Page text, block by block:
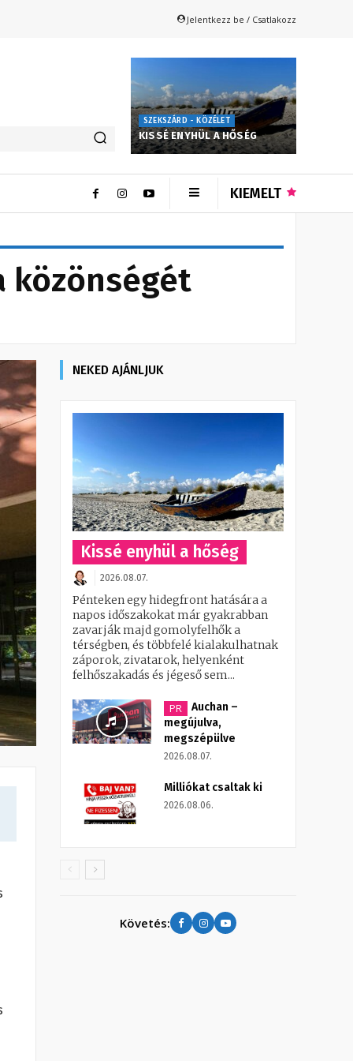
Jelentkezz be / Csatlakozz
SZEKSZÁRD - KÖZÉLET
KISSÉ ENYHÜL A HŐSÉG
KIEMELT
közönségét
NEKED AJÁNLJUK
Kissé enyhül a hőség
2026.08.07.
Pénteken egy hidegfront hatására a
napos időszakokat már gyakrabban
zavarják majd gomolyfelhők a
térségben, és többfelé kialakulhatnak
záporok, zivatarok, helyenként
felhőszakadás és jégeső sem...
PR
Auchan –
megújulva,
megszépülve
2026.08.07.
Milliókat csaltak ki
2026.08.06.
Követés: